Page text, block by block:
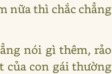
nữa thì chắc chẳng
nói gì thêm, rảo
của con gái thường